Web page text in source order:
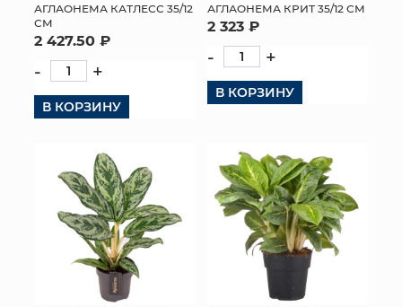
ОПТОВЫМ КЛИЕНТАМ
ДОСТАВКА И ОПЛАТА
АГЛАОНЕМА КАТЛЕСС 35/12
СМ
2 427.50 ₽
- +
В КОРЗИНУ
АГЛАОНЕМА КРИТ 35/12 СМ
2 323 ₽
- +
В КОРЗИНУ